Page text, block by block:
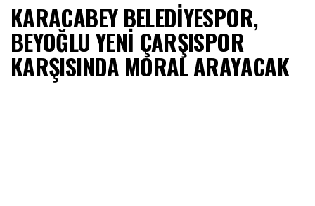
KARACABEY BELEDİYESPOR,
BEYOĞLU YENİ ÇARŞISPOR
KARŞISINDA MORAL ARAYACAK